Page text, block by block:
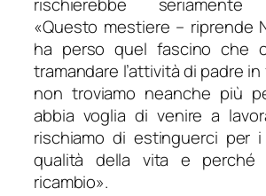
«Questo mestiere – riprende
ha perso quel fascino che
tramandare l’attività di padre
non troviamo neanche più
abbia voglia di venire a
rischiamo di estinguerci per
qualità della vita e perché
ricambio».